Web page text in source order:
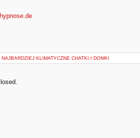
NAJBARDZIEJ KLIMATYCZNE CHATKI I DOMKI